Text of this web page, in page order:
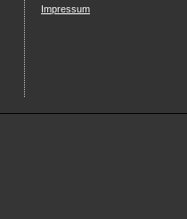
Impressum